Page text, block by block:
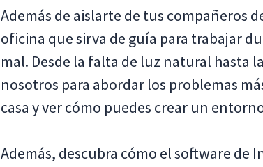
Además de aislarte de tus compañeros
oficina que sirva de guía para trabajar
mal. Desde la falta de luz natural hasta
nosotros para abordar los problemas
casa y ver cómo puedes crear un
Además, descubra cómo el software de